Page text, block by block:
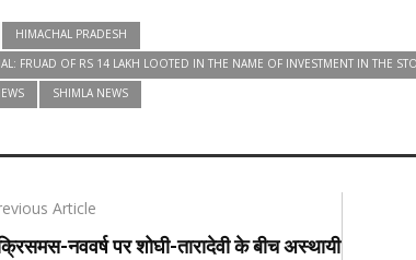
HIMACHAL PRADESH
FRUAD OF RS 14 LAKH LOOTED IN THE NAME OF INVESTMENT IN THE
SHIMLA NEWS
Article
नववर्ष पर शोघी-तारादेवी के बीच अस्थायी